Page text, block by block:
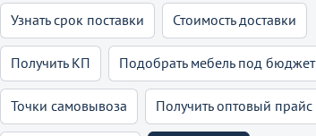
Узнать срок поставки Стоимость доставки
Получить КП Подобрать мебель под бюджет
Точки самовывоза Получить оптовый прайс